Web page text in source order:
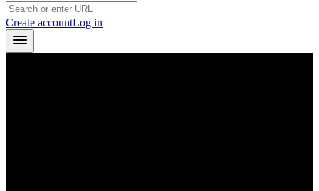
Create accountLog in